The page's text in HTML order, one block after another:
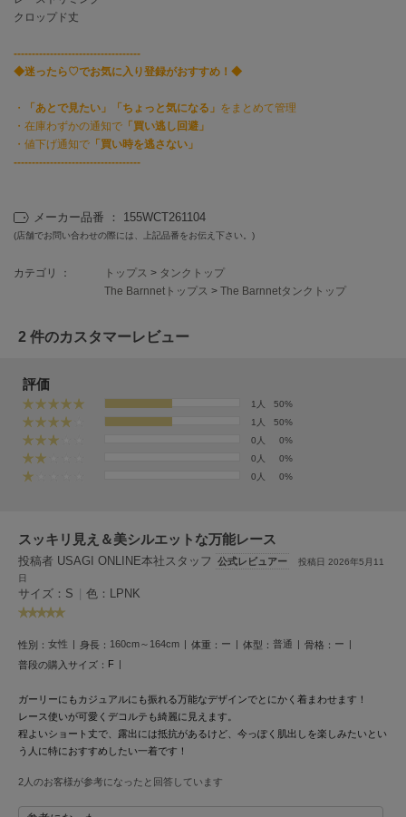
EIMY ISTOIRE
エイミー イストワール
emmi
エミ
emmi atelier
エミ アトリエ
emmi yoga
ETRÉ TOKYO
エトレトウキョウ
ey
アイ
FRAY I.D
フレイアイディー
FURFUR
ファーファー
gelato pique
ジェラート ピケ
GELATO PIQUE CAT&DOG
ジェラート ピケ キャットアンドドッグ
gelato pique Sleep
ジェラート ピケ スリープ
グラミチ
へノン
クロップド丈
-----------------------------------
◆迷ったら♡でお気に入り登録がおすすめ！◆
・ 「あとで見たい」「ちょっと気になる」 をまとめて管理
・在庫わずかの通知で 「買い逃し回避」
・値下げ通知で 「買い時を逃さない」
-----------------------------------
メーカー品番 ： 155WCT261104
(店舗でお問い合わせの際には、上記品番をお伝え下さい。)
カテゴリ ： トップス > タンクトップ
The Barnnetトップス > The Barnnetタンクトップ
2 件のカスタマーレビュー
評価
1人
50%
1人
50%
0人
0%
0人
0%
0人
0%
スッキリ見え＆美シルエットな万能レース
投稿者 USAGI ONLINE本社スタッフ 公式レビュアー
投稿日 2026年5月11
日
サイズ：S | 色：LPNK
性別： 女性 身長： 160cm～164cm 体重： ー 体型： 普通 骨格： ー
普段の購入サイズ： F
ガーリーにもカジュアルにも振れる万能なデザインでとにかく着まわせます！
レース使いが可愛くデコルテも綺麗に見えます。
程よいショート丈で、露出には抵抗があるけど、今っぽく肌出しを楽しみたいとい
う人に特におすすめしたい一着です！
2人のお客様が参考になったと回答しています